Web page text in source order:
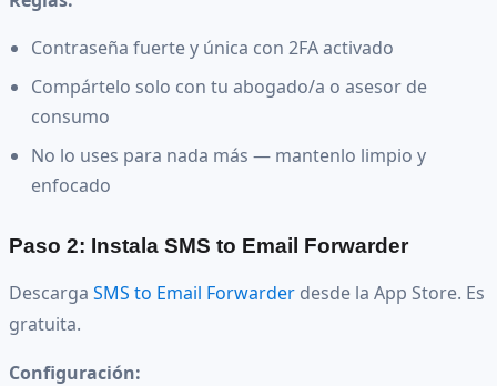
Contraseña fuerte y única con 2FA activado
Compártelo solo con tu abogado/a o asesor de
consumo
No lo uses para nada más — mantenlo limpio y
enfocado
Paso 2: Instala SMS to Email Forwarder
Descarga SMS to Email Forwarder desde la App Store. Es
gratuita.
Configuración: